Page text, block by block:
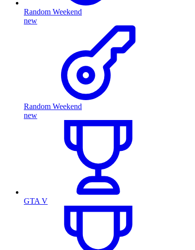
Random Weekend
new
Random Weekend
new
GTA V